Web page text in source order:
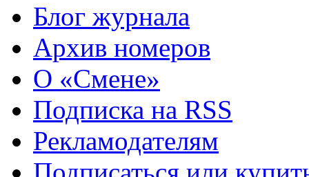
Блог журнала
Архив номеров
О «Смене»
Подписка на RSS
Рекламодателям